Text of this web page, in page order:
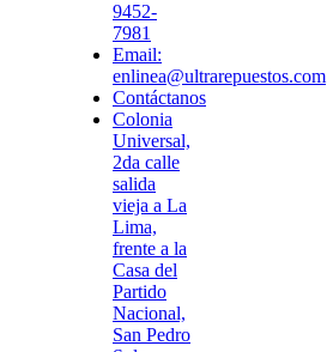
9452-
7981
Email:
enlinea@ultrarepuestos.com
Contáctanos
Colonia
Universal,
2da calle
salida
vieja a La
Lima,
frente a la
Casa del
Partido
Nacional,
San Pedro